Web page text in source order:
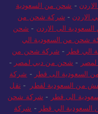
- شحن من السعودية
الاردن - شركة شحن من
الى الاردن - شحن
شحن من السعودية الي
الي قطر - شركة شحن من
- شحن من دبي لمصر -
السعودية الى قطر - شركة
من السعودية لقطر - نقل
الى قطر - شركة شحن
الي قطر - شركة